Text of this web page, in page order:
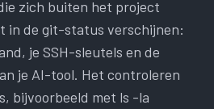
zich buiten het project
in de git-status verschijnen:
je SSH-sleutels en de
je AI-tool. Het controleren
bijvoorbeeld met ls -la